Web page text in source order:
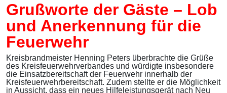
Grußworte der Gäste – Lob
und Anerkennung für die
Feuerwehr
Kreisbrandmeister Henning Peters überbrachte die Grüße
des Kreisfeuerwehrverbandes und würdigte insbesondere
die Einsatzbereitschaft der Feuerwehr innerhalb der
Kreisfeuerwehrbereitschaft. Zudem stellte er die Möglichkeit
in Aussicht, dass ein neues Hilfeleistungsgerät nach Neu